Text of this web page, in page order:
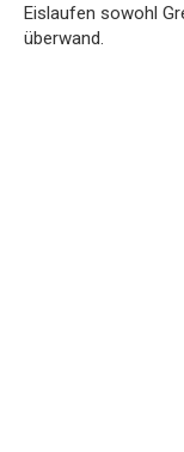
Eislaufen sowohl
überwand.